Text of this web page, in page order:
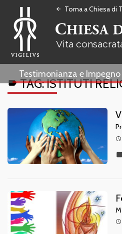
arrow_back Torna a Chiesa di
Vita
Testimonianza e Impegno
labelTAG:ISTITUTI
access_time
access_time